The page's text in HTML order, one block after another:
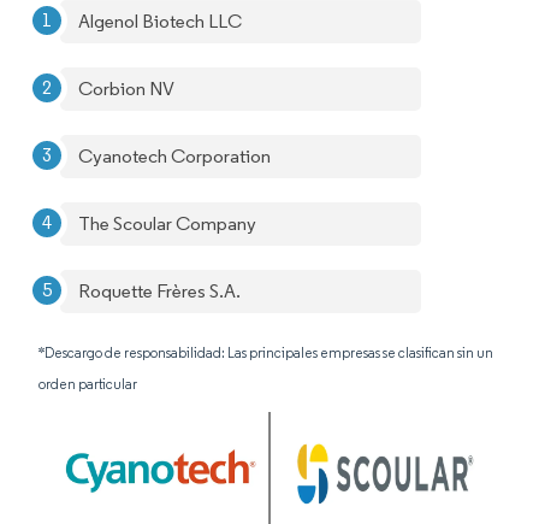
Algenol Biotech LLC
Corbion NV
Cyanotech Corporation
The Scoular Company
Roquette Frères S.A.
*Descargo de responsabilidad: Las principales empresas se clasifican sin un
orden particular